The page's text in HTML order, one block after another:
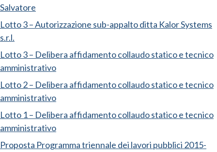
Salvatore
Lotto 3 – Autorizzazione sub-appalto ditta Kalor Systems
s.r.l.
Lotto 3 – Delibera affidamento collaudo statico e tecnico
amministrativo
Lotto 2 – Delibera affidamento collaudo statico e tecnico
amministrativo
Lotto 1 – Delibera affidamento collaudo statico e tecnico
amministrativo
Proposta Programma triennale dei lavori pubblici 2015-